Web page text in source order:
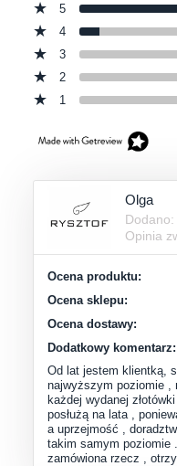
5
4
3
2
1
Olga
Opinia
Ocena produktu:
Ocena sklepu:
Ocena dostawy:
Dodatkowy komentarz:
Od lat jestem klientką,
najwyższym poziomie ,
każdej wydanej
posłużą na lata ,
a uprzejmość ,
takim samym poziomie
zamówiona rzecz ,